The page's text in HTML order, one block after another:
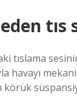
tıs
tıslama
havayı
körük